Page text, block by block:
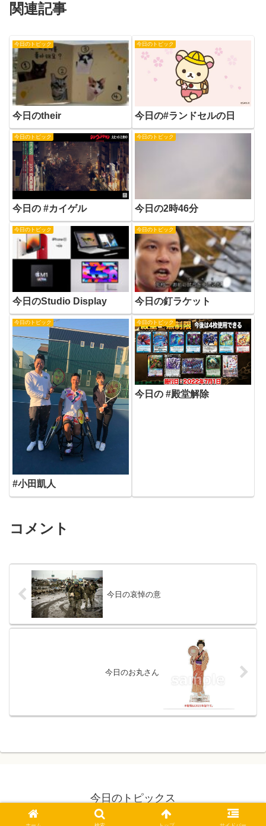
関連記事
今日のトピック
今日のtheir
今日のトピック
今日の#ランドセルの日
今日のトピック
今日の #カイゲル
今日のトピック
今日の2時46分
今日のトピック
今日のStudio Display
今日のトピック
今日の釘ラケット
今日のトピック
#小田凱人
今日のトピック
今日の #殿堂解除
コメント
今日の哀悼の意
今日のお丸さん
今日のトピックス
© 2021 今日のトピックス.